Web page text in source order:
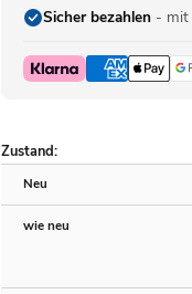
Sicher bezahlen- mit
Zustand:
Neu
wie neu